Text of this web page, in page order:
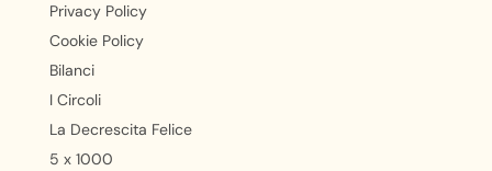
Privacy Policy
Cookie Policy
Bilanci
I Circoli
La Decrescita Felice
5 x 1000